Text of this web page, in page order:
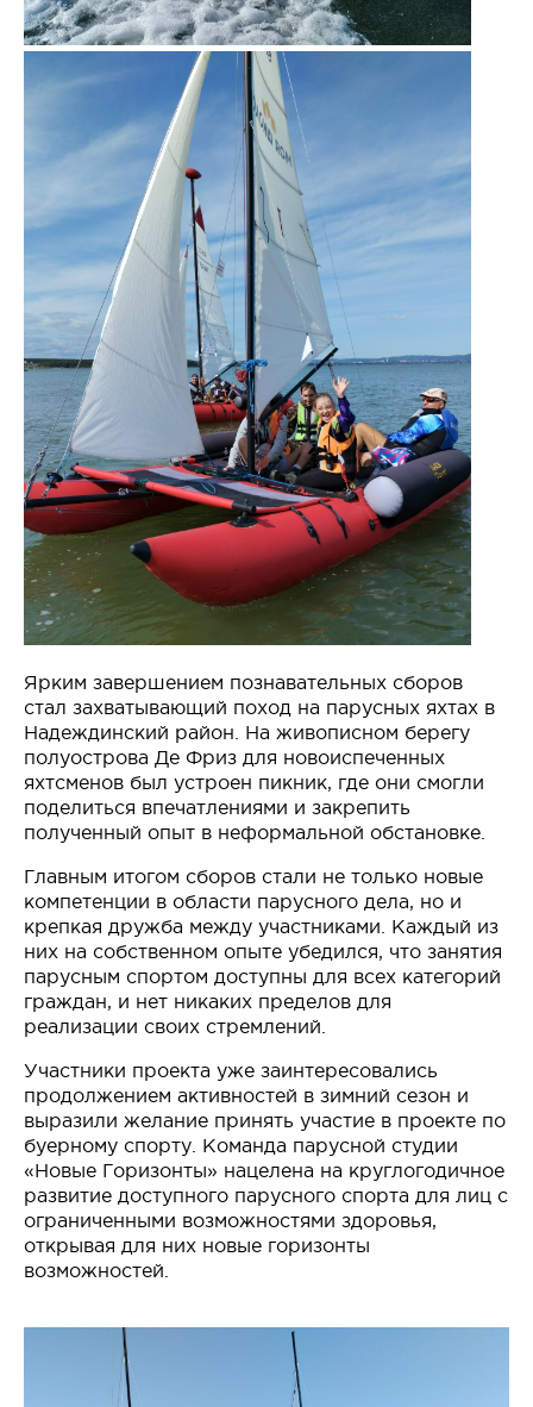
Ярким завершением познавательных сборов
стал захватывающий поход на парусных яхтах в
Надеждинский район. На живописном берегу
полуострова Де Фриз для новоиспеченных
яхтсменов был устроен пикник, где они смогли
поделиться впечатлениями и закрепить
полученный опыт в неформальной обстановке.
Главным итогом сборов стали не только новые
компетенции в области парусного дела, но и
крепкая дружба между участниками. Каждый из
них на собственном опыте убедился, что занятия
парусным спортом доступны для всех категорий
граждан, и нет никаких пределов для
реализации своих стремлений.
Участники проекта уже заинтересовались
продолжением активностей в зимний сезон и
выразили желание принять участие в проекте по
буерному спорту. Команда парусной студии
«Новые Горизонты» нацелена на круглогодичное
развитие доступного парусного спорта для лиц с
ограниченными возможностями здоровья,
открывая для них новые горизонты
возможностей.